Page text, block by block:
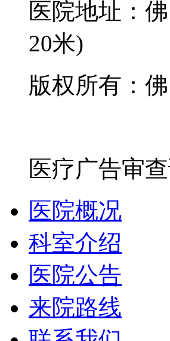
医院地址：
20米)
版权所有：
医疗广告审
医院概况
科室介绍
医院公告
来院路线